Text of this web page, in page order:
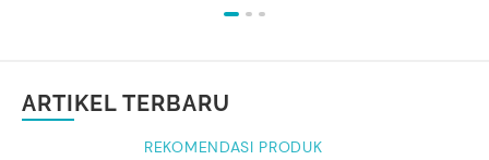
ARTIKEL TERBARU
REKOMENDASI PRODUK